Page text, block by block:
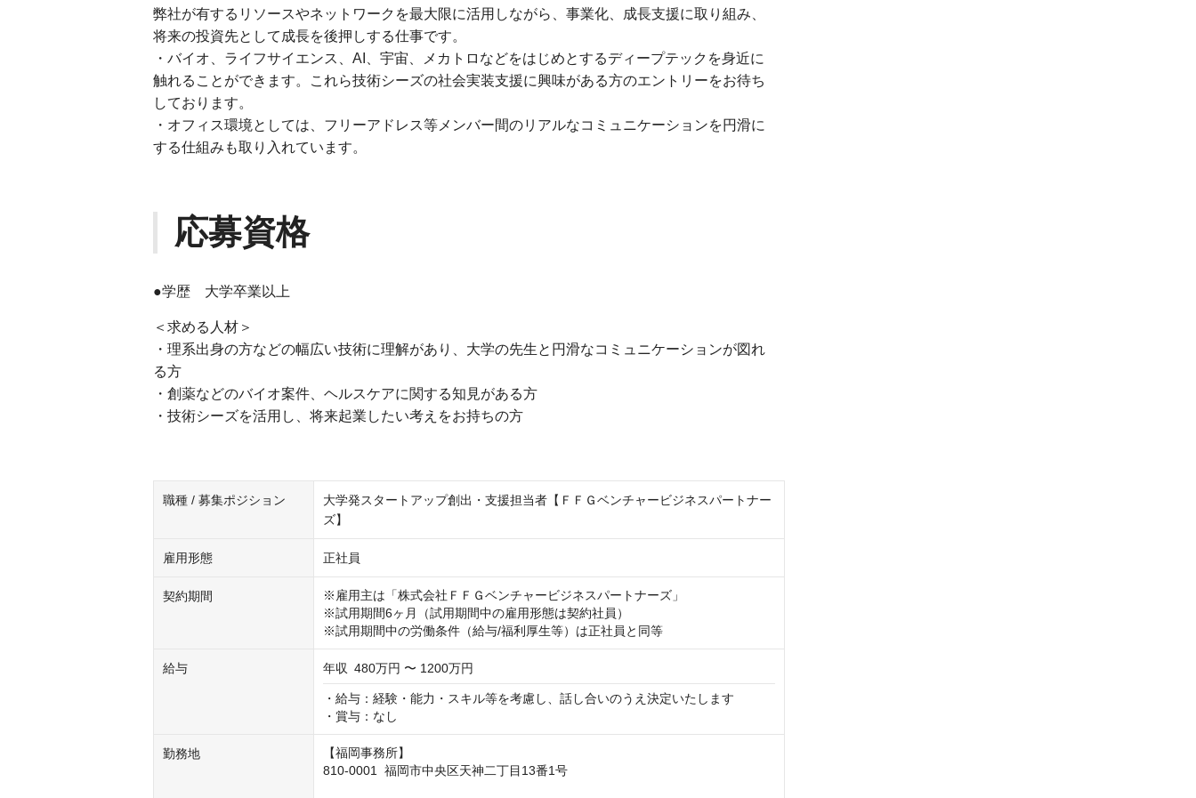
弊社が有するリソースやネットワークを最大限に活用しながら、事業化、成長支援に取り組み、
将来の投資先として成長を後押しする仕事です。
・バイオ、ライフサイエンス、AI、宇宙、メカトロなどをはじめとするディープテックを身近に
触れることができます。これら技術シーズの社会実装支援に興味がある方のエントリーをお待ち
しております。
・オフィス環境としては、フリーアドレス等メンバー間のリアルなコミュニケーションを円滑に
する仕組みも取り入れています。
応募資格
●学歴 大学卒業以上
＜求める人材＞
・理系出身の方などの幅広い技術に理解があり、大学の先生と円滑なコミュニケーションが図れ
る方
・創薬などのバイオ案件、ヘルスケアに関する知見がある方
・技術シーズを活用し、将来起業したい考えをお持ちの方
職種 / 募集ポジション
大学発スタートアップ創出・支援担当者【ＦＦＧベンチャービジネスパートナー
ズ】
雇用形態 正社員
契約期間
※雇用主は「株式会社ＦＦＧベンチャービジネスパートナーズ」
※試用期間6ヶ月（試用期間中の雇用形態は契約社員）
※試用期間中の労働条件（給与/福利厚生等）は正社員と同等
給与 年収 480万円 〜 1200万円
・給与：経験・能力・スキル等を考慮し、話し合いのうえ決定いたします
・賞与：なし
勤務地
【福岡事務所】
810-0001  福岡市中央区天神二丁目13番1号